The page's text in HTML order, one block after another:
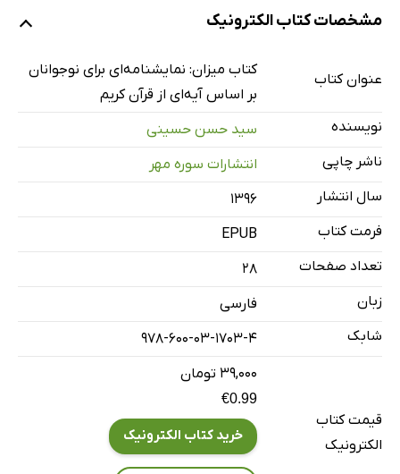
مشخصات کتاب الکترونیک
عنوان کتاب
کتاب میزان: نمایشنامه‌ای برای نوجوانان
بر اساس آیه‌ای از قرآن کریم
نویسنده
سید حسن حسینی
ناشر چاپی
انتشارات سوره مهر
سال انتشار
۱۳۹۶
فرمت کتاب
EPUB
تعداد صفحات
28
زبان
فارسی
شابک
978-600-03-1703-4
قیمت کتاب
الکترونیک
۳۹,۰۰۰ تومان
€0.99
خرید کتاب الکترونیک